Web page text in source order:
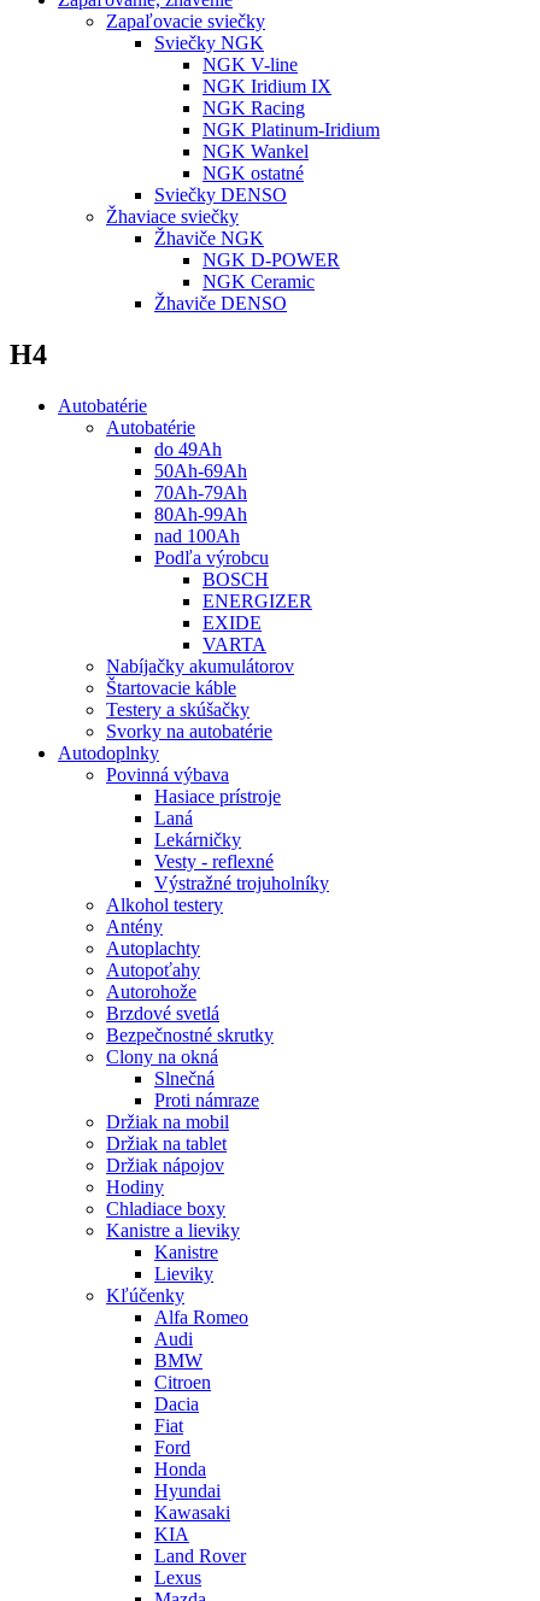
Zapaľovacie sviečky
Sviečky NGK
NGK V-line
NGK Iridium IX
NGK Racing
NGK Platinum-Iridium
NGK Wankel
NGK ostatné
Sviečky DENSO
Žhaviace sviečky
Žhaviče NGK
NGK D-POWER
NGK Ceramic
Žhaviče DENSO
H4
Autobatérie
Autobatérie
do 49Ah
50Ah-69Ah
70Ah-79Ah
80Ah-99Ah
nad 100Ah
Podľa výrobcu
BOSCH
ENERGIZER
EXIDE
VARTA
Nabíjačky akumulátorov
Štartovacie káble
Testery a skúšačky
Svorky na autobatérie
Autodoplnky
Povinná výbava
Hasiace prístroje
Laná
Lekárničky
Vesty - reflexné
Výstražné trojuholníky
Alkohol testery
Antény
Autoplachty
Autopoťahy
Autorohože
Brzdové svetlá
Bezpečnostné skrutky
Clony na okná
Slnečná
Proti námraze
Držiak na mobil
Držiak na tablet
Držiak nápojov
Hodiny
Chladiace boxy
Kanistre a lieviky
Kanistre
Lieviky
Kľúčenky
Alfa Romeo
Audi
BMW
Citroen
Dacia
Fiat
Ford
Honda
Hyundai
Kawasaki
KIA
Land Rover
Lexus